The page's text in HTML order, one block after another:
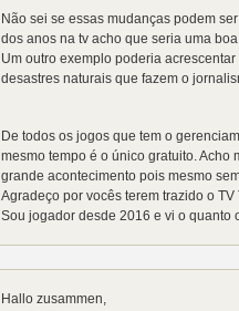
Não sei se essas mudanças podem
dos anos na tv acho que seria uma
Um outro exemplo poderia
desastres naturais que fazem o
De todos os jogos que tem o
mesmo tempo é o único gratuito. Acho
grande acontecimento pois mesmo
Agradeço por vocês terem trazido o TV
Sou jogador desde 2016 e vi o quanto
Hallo zusammen,